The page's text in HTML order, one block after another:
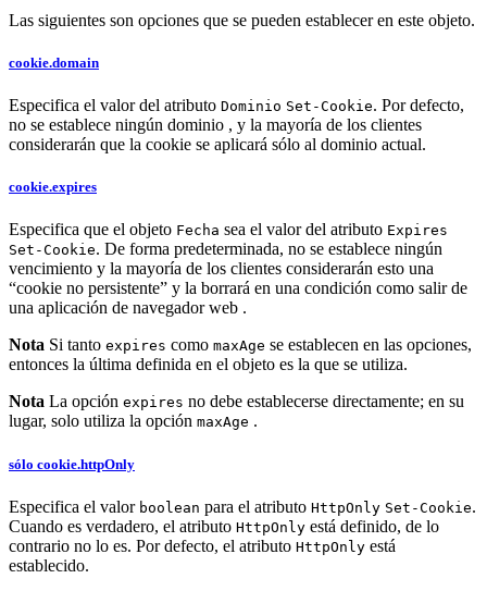
Las siguientes son opciones que se pueden establecer en este objeto.
cookie.domain
Especifica el valor del atributo Dominio Set-Cookie. Por defecto,
no se establece ningún dominio , y la mayoría de los clientes
considerarán que la cookie se aplicará sólo al dominio actual.
cookie.expires
Especifica que el objeto Fecha sea el valor del atributo Expires
Set-Cookie. De forma predeterminada, no se establece ningún
vencimiento y la mayoría de los clientes considerarán esto una
“cookie no persistente” y la borrará en una condición como salir de
una aplicación de navegador web .
Nota Si tanto expires como maxAge se establecen en las opciones,
entonces la última definida en el objeto es la que se utiliza.
Nota La opción expires no debe establecerse directamente; en su
lugar, solo utiliza la opción maxAge .
sólo cookie.httpOnly
Especifica el valor boolean para el atributo HttpOnly Set-Cookie.
Cuando es verdadero, el atributo HttpOnly está definido, de lo
contrario no lo es. Por defecto, el atributo HttpOnly está
establecido.